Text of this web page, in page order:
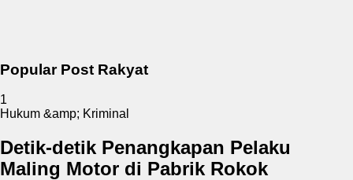
Popular Post Rakyat
1
Hukum &amp; Kriminal
Detik-detik Penangkapan Pelaku
Maling Motor di Pabrik Rokok